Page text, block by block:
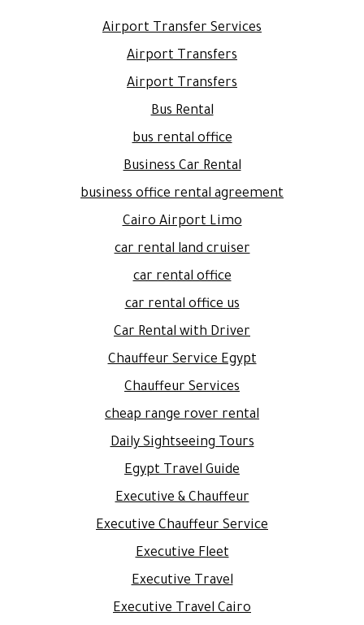
Airport Transfer Services
Airport Transfers
Airport Transfers
Bus Rental
bus rental office
Business Car Rental
business office rental agreement
Cairo Airport Limo
car rental land cruiser
car rental office
car rental office us
Car Rental with Driver
Chauffeur Service Egypt
Chauffeur Services
cheap range rover rental
Daily Sightseeing Tours
Egypt Travel Guide
Executive & Chauffeur
Executive Chauffeur Service
Executive Fleet
Executive Travel
Executive Travel Cairo